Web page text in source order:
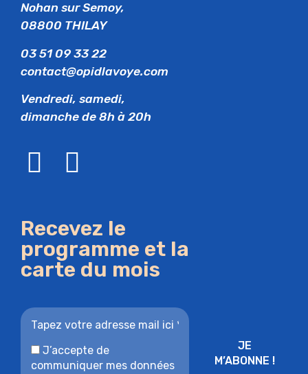
Nohan sur Semoy,
08800 THILAY
03 51 09 33 22
contact@opidlavoye.com
Vendredi, samedi,
dimanche de 8h à 20h
Recevez le
programme et la
carte du mois
J’accepte de
communiquer mes données